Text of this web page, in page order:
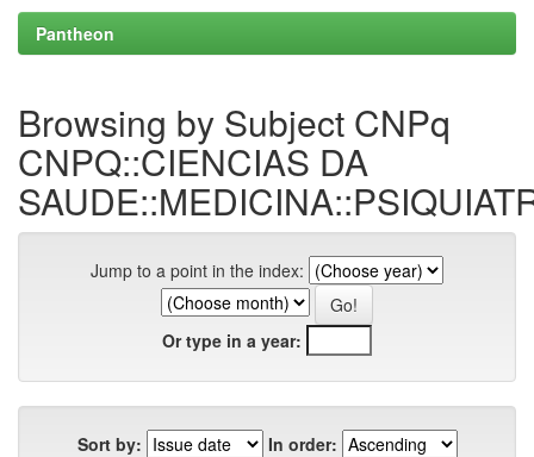
Pantheon
Browsing by Subject CNPq
CNPQ::CIENCIAS DA
Jump to a point in the index:
Or type in a year:
Sort by:
In order: